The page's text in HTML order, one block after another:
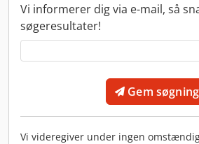
Vi informerer dig via e-mail, så
søgeresultater!
Gem søgning
Vi videregiver under ingen